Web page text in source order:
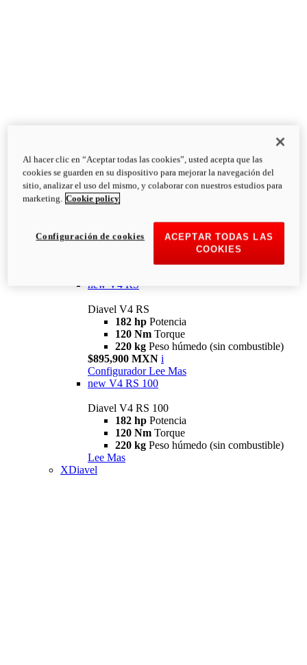
Diavel
V4
Diavel V4
126 NmTorque
223 kg
PESO HÚMEDO SIN
new V4 RS
Diavel V4 RS
182 hp Potencia
120 Nm Torque
220 kg Peso húmedo (sin combustible)
$895,900 MXN i
Configurador Lee Mas
new V4 RS 100
Diavel V4 RS 100
182 hp Potencia
120 Nm Torque
220 kg Peso húmedo (sin combustible)
Lee Mas
XDiavel
Al hacer clic en “Aceptar todas las cookies”, usted acepta que las
cookies se guarden en su dispositivo para mejorar la navegación del
sitio, analizar el uso del mismo, y colaborar con nuestros estudios para
marketing. Cookie policy
ACEPTAR TODAS LAS
COOKIES
Configuración de cookies